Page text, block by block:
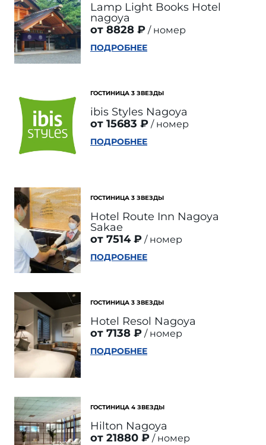
Lamp Light Books Hotel
nagoya
от 8828 ₽
номер
ПОДРОБНЕЕ
ГОСТИНИЦА 3 ЗВЕЗДЫ
ibis Styles Nagoya
от 15683 ₽
номер
ПОДРОБНЕЕ
ГОСТИНИЦА 3 ЗВЕЗДЫ
Hotel Route Inn Nagoya
Sakae
от 7514 ₽
номер
ПОДРОБНЕЕ
ГОСТИНИЦА 3 ЗВЕЗДЫ
Hotel Resol Nagoya
от 7138 ₽
номер
ПОДРОБНЕЕ
ГОСТИНИЦА 4 ЗВЕЗДЫ
Hilton Nagoya
от 21880 ₽
номер